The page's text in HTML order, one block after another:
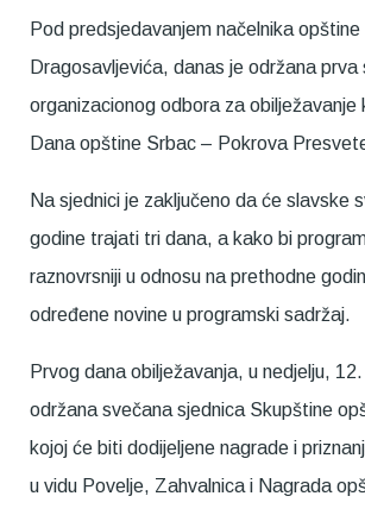
Pod predsjedavanjem načelnika
Dragosavljevića, danas je održana prva
organizacionog odbora za obilježavanje
Dana opštine Srbac – Pokrova
Na sjednici je zaključeno da će slavske
godine trajati tri dana, a kako bi
raznovrsniji u odnosu na prethodne
određene novine u programski sadržaj.
Prvog dana obilježavanja, u nedjelju,
održana svečana sjednica Skupštine
kojoj će biti dodijeljene nagrade i
u vidu Povelje, Zahvalnica i Nagrada